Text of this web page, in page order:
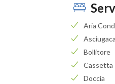
Aria
Bollitore
Cassetta
Doccia